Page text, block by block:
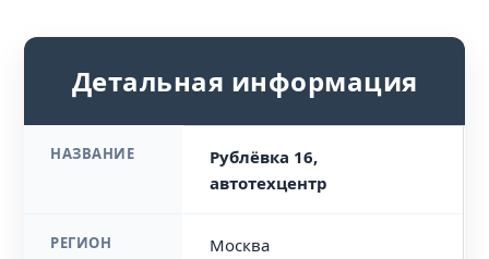
Детальная информация
НАЗВАНИЕ
Рублёвка 16,
автотехцентр
РЕГИОН Москва